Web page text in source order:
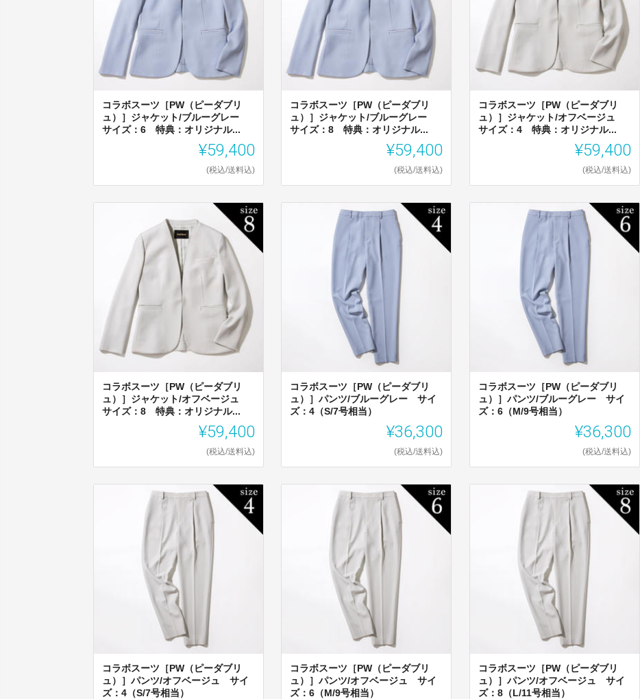
コラボスーツ［PW（ピーダブリ
ュ）］ジャケット/ブルーグレー
サイズ：6 特典：オリジナル...
¥59,400
(税込/送料込)
コラボスーツ［PW（ピーダブリ
ュ）］ジャケット/ブルーグレー
サイズ：8 特典：オリジナル...
¥59,400
(税込/送料込)
コラボスーツ［PW（ピーダブリ
ュ）］ジャケット/オフベージュ
サイズ：4 特典：オリジナル...
¥59,400
(税込/送料込)
コラボスーツ［PW（ピーダブリ
ュ）］ジャケット/オフベージュ
サイズ：8 特典：オリジナル...
¥59,400
(税込/送料込)
コラボスーツ［PW（ピーダブリ
ュ）］パンツ/ブルーグレー サイ
ズ：4（S/7号相当）
¥36,300
(税込/送料込)
コラボスーツ［PW（ピーダブリ
ュ）］パンツ/ブルーグレー サイ
ズ：6（M/9号相当）
¥36,300
(税込/送料込)
コラボスーツ［PW（ピーダブリ
ュ）］パンツ/オフベージュ サイ
ズ：4（S/7号相当）
コラボスーツ［PW（ピーダブリ
ュ）］パンツ/オフベージュ サイ
ズ：6（M/9号相当）
コラボスーツ［PW（ピーダブリ
ュ）］パンツ/オフベージュ サイ
ズ：8（L/11号相当）